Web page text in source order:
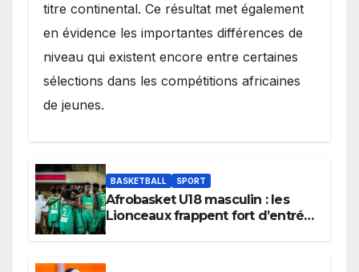
titre continental. Ce résultat met également
en évidence les importantes différences de
niveau qui existent encore entre certaines
sélections dans les compétitions africaines
de jeunes.
BASKETBALL SPORT
Afrobasket U18 masculin : les
Lionceaux frappent fort d’entrée